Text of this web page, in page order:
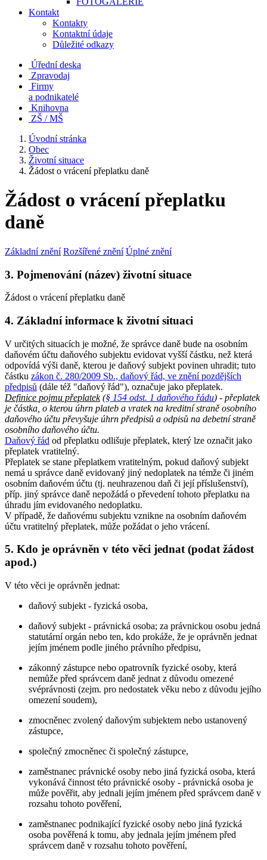
Kontakt
Kontakty
Kontaktní údaje
Důležité odkazy
Úřední deska
Zpravodaj
Firmy
a podnikatelé
Knihovna
ZŠ / MŠ
Úvodní stránka
Obec
Životní situace
Žádost o vrácení přeplatku daně
Žádost o vrácení přeplatku
daně
Základní znění Rozšířené znění Úplné znění
3. Pojmenování (název) životní situace
Žádost o vrácení přeplatku daně
4. Základní informace k životní situaci
V určitých situacích je možné, že správce daně bude na osobním
daňovém účtu daňového subjektu evidovat vyšší částku, než která
odpovídá výši daně, kterou je daňový subjekt povinen uhradit; tuto
částku zákon č. 280/2009 Sb., daňový řád, ve znění pozdějších
předpisů (dále též "daňový řád"), označuje jako přeplatek.
Definice pojmu přeplatek(§ 154 odst. 1 daňového řádu) - přeplatek
je částka, o kterou úhrn plateb a vratek na kreditní straně osobního
daňového účtu převyšuje úhrn předpisů a odpisů na debetní straně
osobního daňového účtu.
Daňový řád od přeplatku odlišuje přeplatek, který lze označit jako
přeplatek vratitelný.
Přeplatek se stane přeplatkem vratitelným, pokud daňový subjekt
nemá u správce daně evidovaný jiný nedoplatek na témže či jiném
osobním daňovém účtu (tj. neuhrazenou daň či její příslušenství),
příp. jiný správce daně nepožádá o převedení tohoto přeplatku na
úhradu jím evidovaného nedoplatku.
V případě, že daňovému subjektu vznikne na osobním daňovém
účtu vratitelný přeplatek, může požádat o jeho vrácení.
5. Kdo je oprávněn v této věci jednat (podat žádost
apod.)
V této věci je oprávněn jednat:
daňový subjekt - fyzická osoba,
daňový subjekt - právnická osoba; za právnickou osobu jedná
statutární orgán nebo ten, kdo prokáže, že je oprávněn jednat
jejím jménem podle jiného právního předpisu,
zákonný zástupce nebo opatrovník fyzické osoby, která
nemůže před správcem daně jednat z důvodu omezené
svéprávnosti (zejm. pro nedostatek věku nebo z důvodu jejího
omezení soudem),
zmocněnec zvolený daňovým subjektem nebo ustanovený
zástupce,
společný zmocněnec či společný zástupce,
zaměstnanec právnické osoby nebo jiná fyzická osoba, která
vykonává činnost této právnické osoby - právnická osoba je
může pověřit, aby jednali jejím jménem před správcem daně v
rozsahu tohoto pověření,
zaměstnanec podnikající fyzické osoby nebo jiná fyzická
osoba pověřená k tomu, aby jednala jejím jménem před
správcem daně v rozsahu tohoto pověření,